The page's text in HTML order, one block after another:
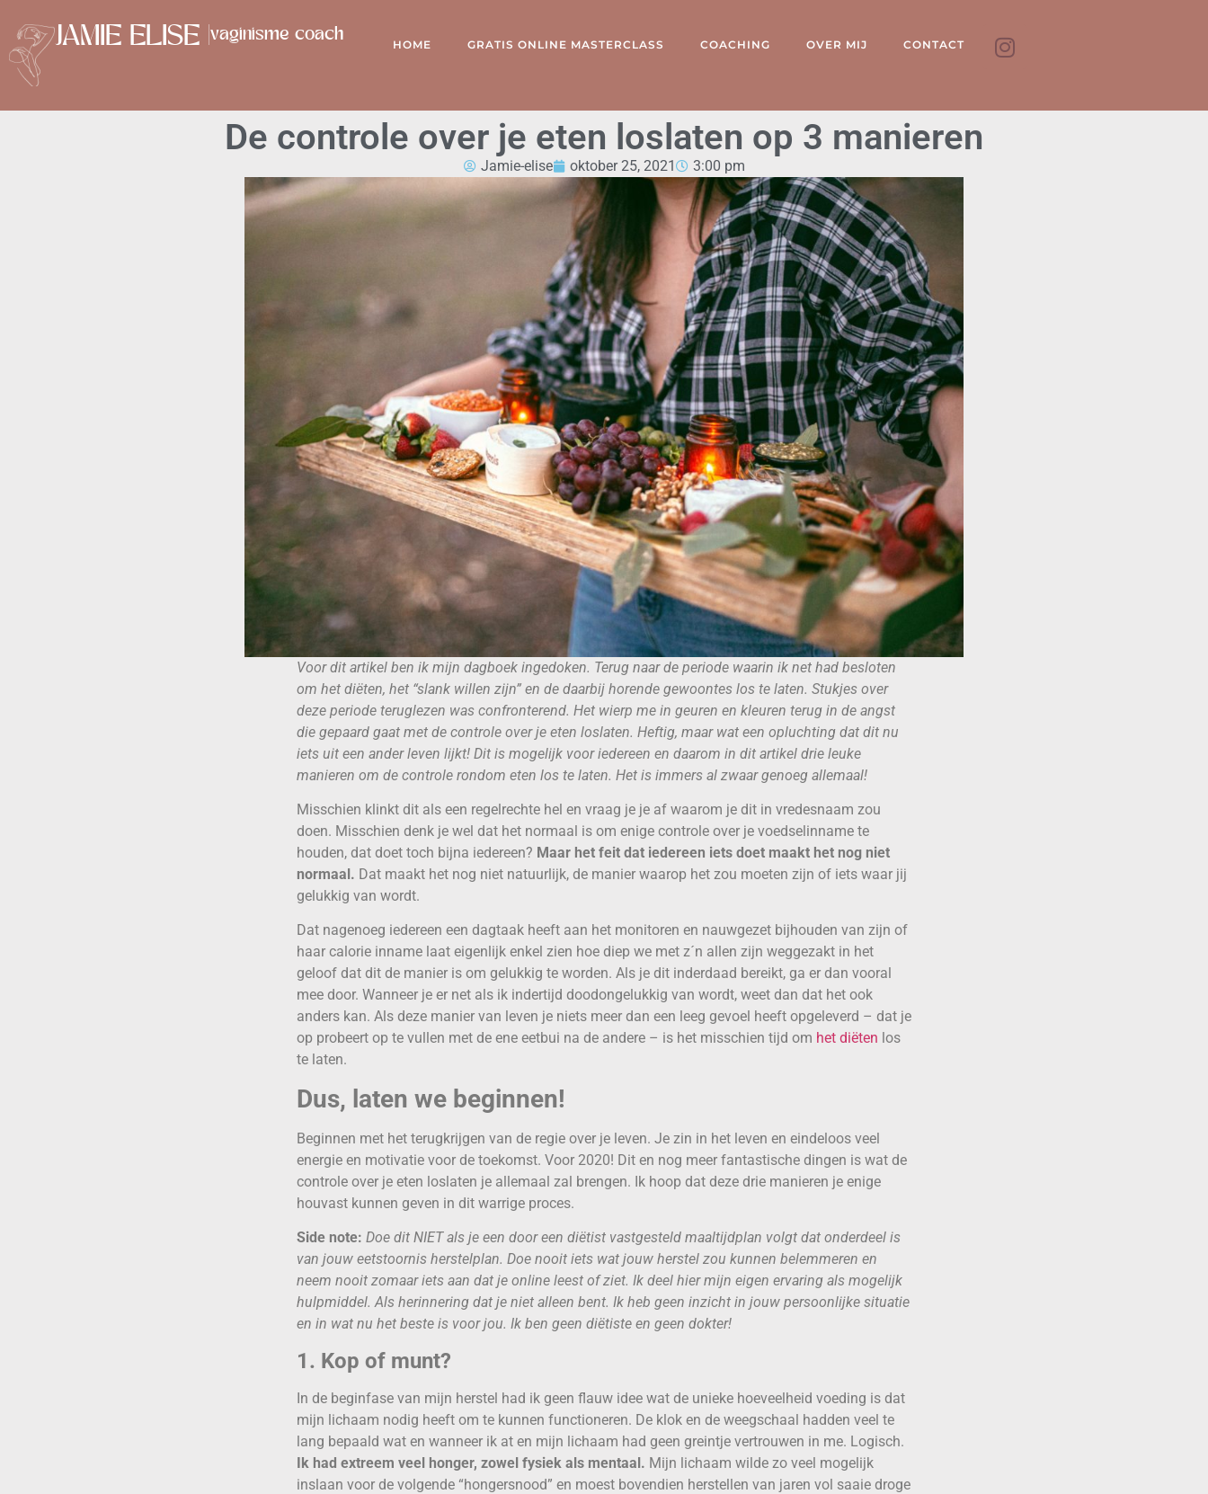
JAMIE ELISE |vaginisme coach
HOME GRATIS ONLINE MASTERCLASS COACHING OVER MIJ CONTACT
De controle over je eten loslaten op 3 manieren
Jamie-elise oktober 25, 2021 3:00 pm
Voor dit artikel ben ik mijn dagboek ingedoken. Terug naar de periode waarin ik net had besloten
om het diëten, het “slank willen zijn” en de daarbij horende gewoontes los te laten. Stukjes over
deze periode teruglezen was confronterend. Het wierp me in geuren en kleuren terug in de angst
die gepaard gaat met de controle over je eten loslaten. Heftig, maar wat een opluchting dat dit nu
iets uit een ander leven lijkt! Dit is mogelijk voor iedereen en daarom in dit artikel drie leuke
manieren om de controle rondom eten los te laten. Het is immers al zwaar genoeg allemaal!
Misschien klinkt dit als een regelrechte hel en vraag je je af waarom je dit in vredesnaam zou
doen. Misschien denk je wel dat het normaal is om enige controle over je voedselinname te
houden, dat doet toch bijna iedereen? Maar het feit dat iedereen iets doet maakt het nog niet
normaal. Dat maakt het nog niet natuurlijk, de manier waarop het zou moeten zijn of iets waar jij
gelukkig van wordt.
Dat nagenoeg iedereen een dagtaak heeft aan het monitoren en nauwgezet bijhouden van zijn of
haar calorie inname laat eigenlijk enkel zien hoe diep we met z´n allen zijn weggezakt in het
geloof dat dit de manier is om gelukkig te worden. Als je dit inderdaad bereikt, ga er dan vooral
mee door. Wanneer je er net als ik indertijd doodongelukkig van wordt, weet dan dat het ook
anders kan. Als deze manier van leven je niets meer dan een leeg gevoel heeft opgeleverd – dat je
op probeert op te vullen met de ene eetbui na de andere – is het misschien tijd om het diëten los
te laten.
Dus, laten we beginnen!
Beginnen met het terugkrijgen van de regie over je leven. Je zin in het leven en eindeloos veel
energie en motivatie voor de toekomst. Voor 2020! Dit en nog meer fantastische dingen is wat de
controle over je eten loslaten je allemaal zal brengen. Ik hoop dat deze drie manieren je enige
houvast kunnen geven in dit warrige proces.
Side note: Doe dit NIET als je een door een diëtist vastgesteld maaltijdplan volgt dat onderdeel is
van jouw eetstoornis herstelplan. Doe nooit iets wat jouw herstel zou kunnen belemmeren en
neem nooit zomaar iets aan dat je online leest of ziet. Ik deel hier mijn eigen ervaring als mogelijk
hulpmiddel. Als herinnering dat je niet alleen bent. Ik heb geen inzicht in jouw persoonlijke situatie
en in wat nu het beste is voor jou. Ik ben geen diëtiste en geen dokter!
1. Kop of munt?
In de beginfase van mijn herstel had ik geen flauw idee wat de unieke hoeveelheid voeding is dat
mijn lichaam nodig heeft om te kunnen functioneren. De klok en de weegschaal hadden veel te
lang bepaald wat en wanneer ik at en mijn lichaam had geen greintje vertrouwen in me. Logisch.
Ik had extreem veel honger, zowel fysiek als mentaal. Mijn lichaam wilde zo veel mogelijk
inslaan voor de volgende “hongersnood” en moest bovendien herstellen van jaren vol saaie droge